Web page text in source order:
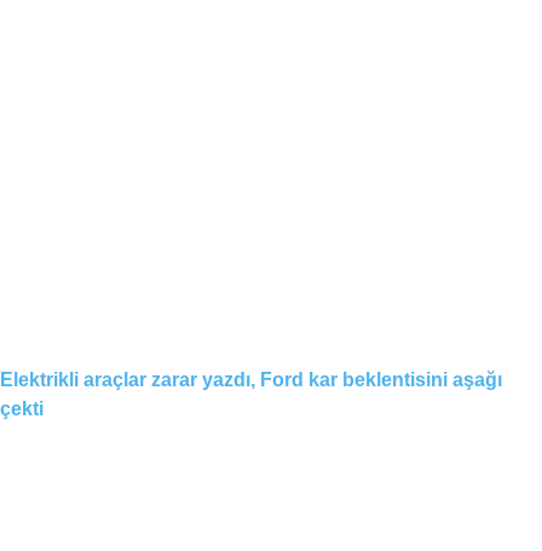
Elektrikli araçlar zarar yazdı, Ford kar beklentisini aşağı
çekti